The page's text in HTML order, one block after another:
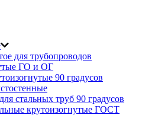
для трубопроводов
ГО и ОГ
90 градусов
стальных труб 90 градусов
крутоизогнутые ГОСТ